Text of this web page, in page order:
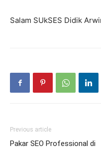
Salam SUkSES Didik
Previous article
Pakar SEO Professional di